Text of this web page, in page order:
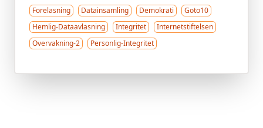
Forelasning Datainsamling Demokrati
Goto10
Hemlig-Dataavlasning
Integritet
Internetstiftelsen
Overvakning-2
Personlig-Integritet